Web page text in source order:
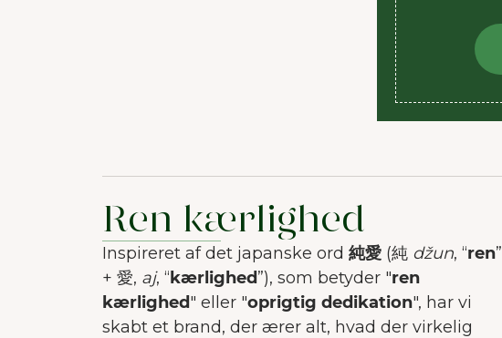
Ren kærlighed
Inspireret af det japanske ord 純愛 (純 džun, “ren”
+‎ 愛, aj, “ kærlighed”), som betyder "ren
kærlighed" eller "oprigtig dedikation", har vi
skabt et brand, der ærer alt, hvad der virkelig